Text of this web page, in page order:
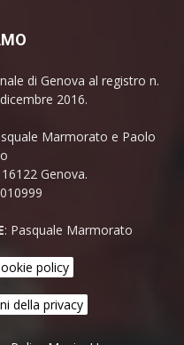
di Genova al registro n.
2016.
Marmorato e Paolo
Genova.
: Pasquale Marmorato
policy
della privacy